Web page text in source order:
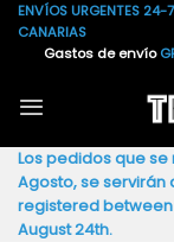
Saltar
ENVÍOS URGENTES 24-
CANARIAS
Gastos de envío
Los pedidos que se
Agosto, se servirán
registered between
August 24th.